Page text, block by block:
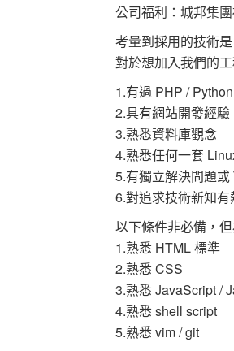
公司福利：城邦集
考量到採用的技術
對於想加入我們的
1.有過 PHP /
2.具有網站開發經驗
3.熟悉資料庫觀念
4.熟悉任何一套
5.有獨立解決問題
6.對追求技術新知
以下條件非必備，但
1.熟悉 HTML 標準
2.熟悉 CSS
3.熟悉 JavaScript /
4.熟悉 shell script
5.熟悉 vim / git